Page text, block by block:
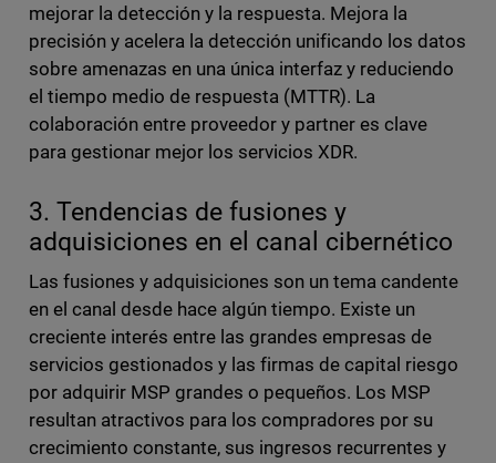
mejorar la detección y la respuesta. Mejora la
precisión y acelera la detección unificando los datos
sobre amenazas en una única interfaz y reduciendo
el tiempo medio de respuesta (MTTR). La
colaboración entre proveedor y partner es clave
para gestionar mejor los servicios XDR.
3. Tendencias de fusiones y
adquisiciones en el canal cibernético
Las fusiones y adquisiciones son un tema candente
en el canal desde hace algún tiempo. Existe un
creciente interés entre las grandes empresas de
servicios gestionados y las firmas de capital riesgo
por adquirir MSP grandes o pequeños. Los MSP
resultan atractivos para los compradores por su
crecimiento constante, sus ingresos recurrentes y